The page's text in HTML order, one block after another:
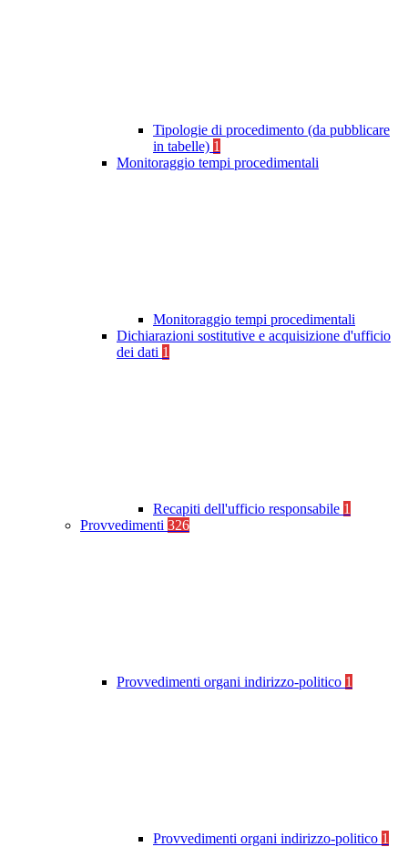
Tipologie di procedimento (da pubblicare
in tabelle) 1
Monitoraggio tempi procedimentali
Monitoraggio tempi procedimentali
Dichiarazioni sostitutive e acquisizione d'ufficio
dei dati 1
Recapiti dell'ufficio responsabile 1
Provvedimenti 326
Provvedimenti organi indirizzo-politico 1
Provvedimenti organi indirizzo-politico 1